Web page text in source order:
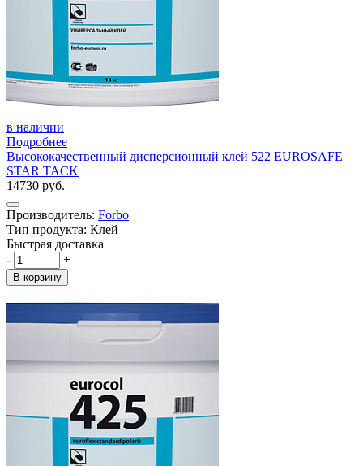
в наличии
Подробнее
Высококачественный дисперсионный клей 522 EUROSAFE
STAR TACK
14730 руб.
Производитель: Forbo
Тип продукта: Клей
Быстрая доставка
-
+
В корзину